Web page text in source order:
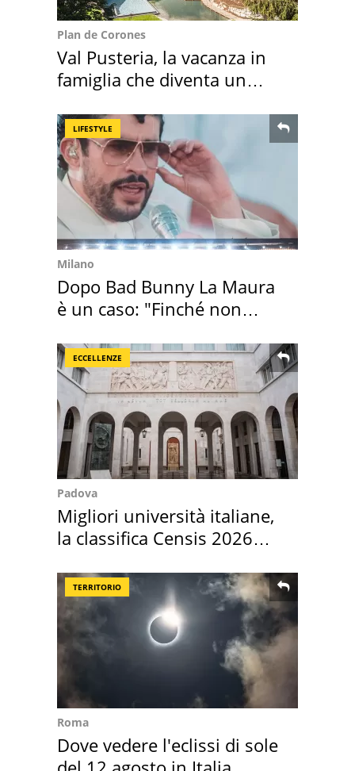
Plan de Corones
Val Pusteria, la vacanza in
famiglia che diventa un
LIFESTYLE
Milano
Dopo Bad Bunny La Maura
è un caso: "Finché non
ECCELLENZE
Padova
Migliori università italiane,
la classifica Censis 2026
TERRITORIO
Roma
Dove vedere l'eclissi di sole